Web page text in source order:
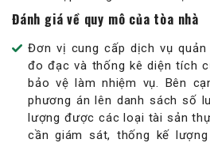
Đánh giá về quy mô của tòa nhà
Đơn vị cung cấp dịch vụ
đo đạc và thống kê diện tích
bảo vệ làm nhiệm vụ. Bên
phương án lên danh sách số
lượng được các loại tài sản
cần giám sát, thống kế